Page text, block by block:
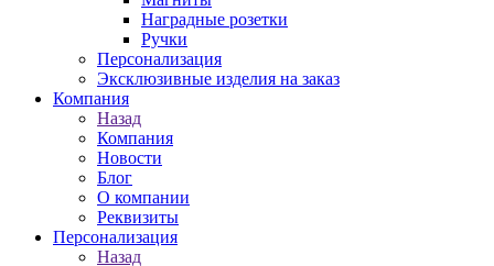
Наградные розетки
Ручки
Персонализация
Эксклюзивные изделия на заказ
Компания
Назад
Компания
Новости
Блог
О компании
Реквизиты
Персонализация
Назад